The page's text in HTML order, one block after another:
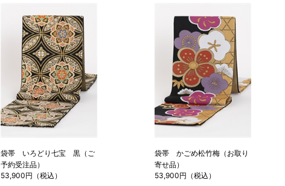
袋帯 いろどり七宝 黒（ご
予約受注品）
53,900円（税込）
袋帯 かごめ松竹梅（お取り
寄せ品）
53,900円（税込）